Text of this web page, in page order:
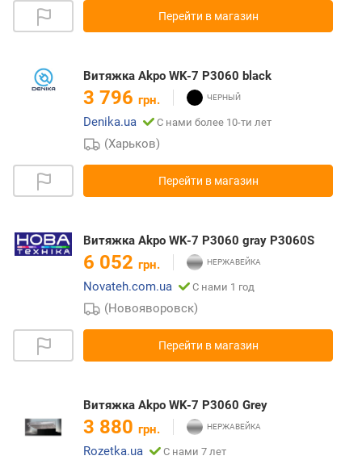
Перейти в магазин
Витяжка Akpo WK-7 P3060 black
3 796 грн.
Denika.ua
С нами более 10-ти лет
(Харьков)
Перейти в магазин
Витяжка Akpo WK-7 P3060 gray P3060S
6 052 грн.
Novateh.com.ua
С нами 1 год
(Новояворовск)
Перейти в магазин
Витяжка Akpo WK-7 P3060 Grey
3 880 грн.
Rozetka.ua
С нами 7 лет